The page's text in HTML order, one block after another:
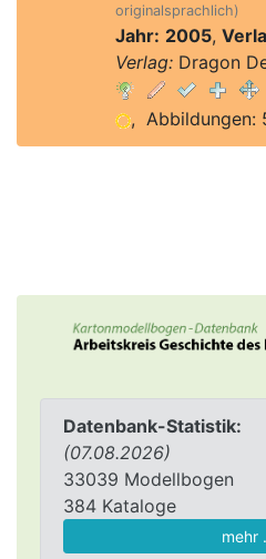
Datenbank-Statistik:
(07.08.2026)
33039 Modellbogen
384 Kataloge
mehr
originalsprachlich)
Jahr: 2005,
Verlag:Dragon
, Abbildungen: